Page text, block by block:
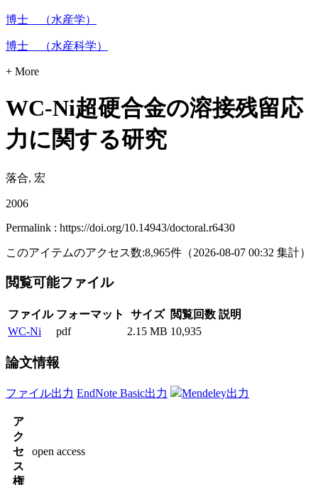
博士 （水産学）
博士 （水産科学）
+ More
WC-Ni超硬合金の溶接残留応
力に関する研究
落合, 宏
2006
Permalink : https://doi.org/10.14943/doctoral.r6430
このアイテムのアクセス数:8,965件 （2026-08-07 00:32 集計）
閲覧可能ファイル
ファイル フォーマット サイズ 閲覧回数 説明
WC-Ni
pdf 2.15 MB 10,935
論文情報
ファイル出力 EndNote Basic出力 Mendeley出力
ア
ク
セ
ス
権
open access